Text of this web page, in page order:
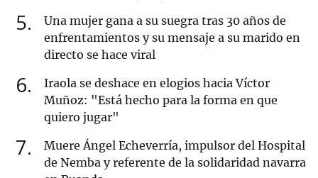
5
Una mujer gana a su suegra tras 30 años de
enfrentamientos y su mensaje a su marido en
directo se hace viral
6
Iraola se deshace en elogios hacia Víctor
Muñoz: "Está hecho para la forma en que
quiero jugar"
7
Muere Ángel Echeverría, impulsor del Hospital
de Nemba y referente de la solidaridad navarra